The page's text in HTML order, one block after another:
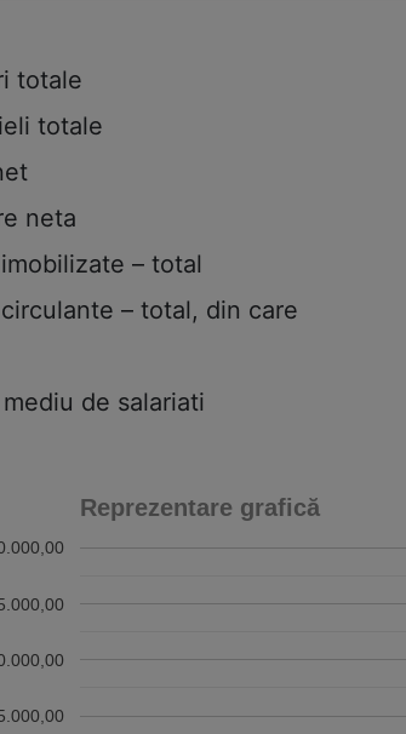
totale
totale
neta
– total
– total, din care
de salariati
Reprezentare grafică